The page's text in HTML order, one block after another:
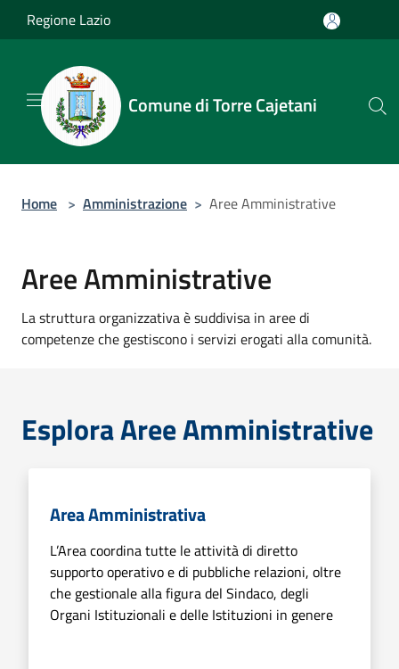
Salta al contenuto principale
Regione Lazio
Comune di Torre Cajetani
Home > Amministrazione > Aree Amministrative
Aree Amministrative
La struttura organizzativa è suddivisa in aree di
competenze che gestiscono i servizi erogati alla comunità.
Esplora Aree Amministrative
Area Amministrativa
L’Area coordina tutte le attività di diretto
supporto operativo e di pubbliche relazioni, oltre
che gestionale alla figura del Sindaco, degli
Organi Istituzionali e delle Istituzioni in genere